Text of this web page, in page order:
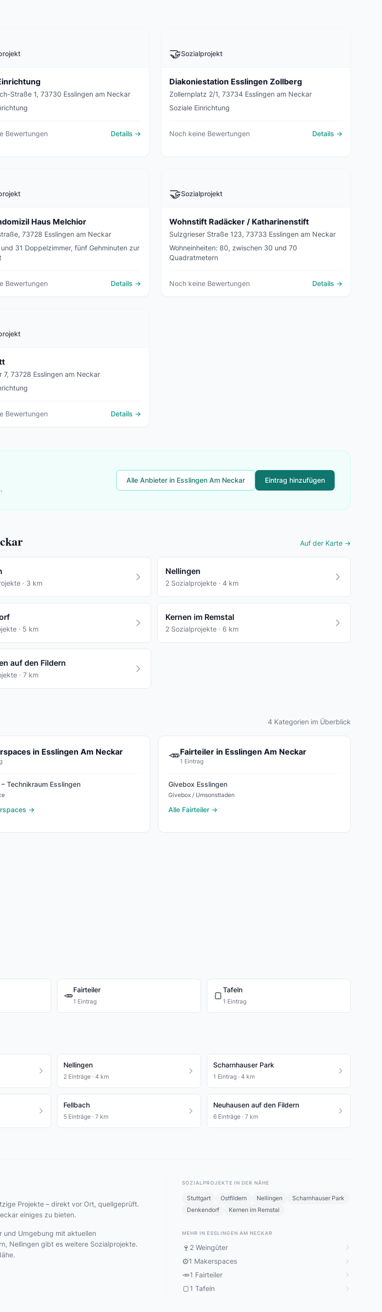
Straße 1, 73730 Esslingen am Neckar
Bewertungen Details →
🤝Sozialprojekt
Diakoniestation Esslingen Zollberg
Zollernplatz 2/1, 73734 Esslingen am Neckar
Soziale Einrichtung
Noch keine Bewertungen Details →
Haus Melchior
73728 Esslingen am Neckar
31 Doppelzimmer, fünf Gehminuten zur
Bewertungen Details →
🤝Sozialprojekt
Wohnstift Radäcker / Katharinenstift
Sulzgrieser Straße 123, 73733 Esslingen am Neckar
Wohneinheiten: 80, zwischen 30 und 70
Quadratmetern
Noch keine Bewertungen Details →
7, 73728 Esslingen am Neckar
Bewertungen Details →
Alle Anbieter in Esslingen Am Neckar Eintrag hinzufügen
Auf der Karte →
· 3 km
Nellingen
2 Sozialprojekte · 4 km
· 5 km
Kernen im Remstal
2 Sozialprojekte · 6 km
auf den Fildern
· 7 km
4 Kategorien im Überblick
in Esslingen Am Neckar
Technikraum Esslingen
→
🥕Fairteiler in Esslingen Am Neckar
1 Eintrag
Givebox Esslingen
Givebox / Umsonstladen
Alle Fairteiler →
🥕
Fairteiler
1 Eintrag 🍞
Tafeln
1 Eintrag
Nellingen
2 Einträge · 4 km
Scharnhauser Park
1 Eintrag · 4 km
Fellbach
5 Einträge · 7 km
Neuhausen auf den Fildern
6 Einträge · 7 km
Projekte – direkt vor Ort, quellgeprüft.
einiges zu bieten.
und Umgebung mit aktuellen
Nellingen gibt es weitere Sozialprojekte.
SOZIALPROJEKTE IN DER NÄHE
Stuttgart Ostfildern Nellingen
Scharnhauser Park
Denkendorf
Kernen im Remstal
MEHR IN ESSLINGEN AM NECKAR
🍷 2 Weingüter
⚙️1 Makerspaces
🥕1 Fairteiler
🍞 1 Tafeln